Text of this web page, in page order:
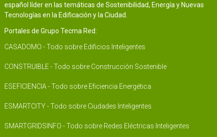
español líder en las temáticas de Sostenibilidad, Energía y Nuevas
Tecnologías en la Edificación y la Ciudad.
Portales de Grupo Tecma Red:
CASADOMO - Todo sobre Edificios Inteligentes
CONSTRUIBLE - Todo sobre Construcción Sostenible
ESEFICIENCIA - Todo sobre Eficiencia Energética
ESMARTCITY - Todo sobre Ciudades Inteligentes
SMARTGRIDSINFO - Todo sobre Redes Eléctricas Inteligentes